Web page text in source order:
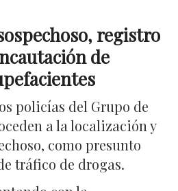
registro
de
policías del Grupo de
a la localización y
como presunto
tráfico de drogas.